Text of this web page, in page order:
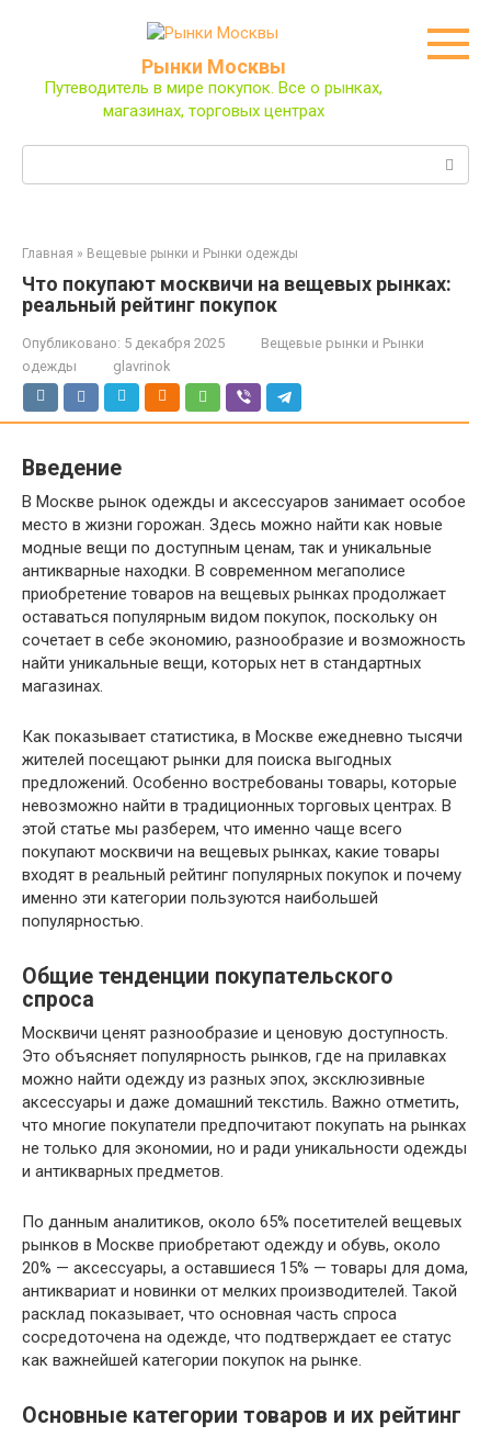
Рынки Москвы
Путеводитель в мире покупок. Все о рынках,
магазинах, торговых центрах
Главная » Вещевые рынки и Рынки одежды
Что покупают москвичи на вещевых рынках:
реальный рейтинг покупок
Опубликовано: 5 декабря 2025
Вещевые рынки и Рынки
одежды
glavrinok
Введение
В Москве рынок одежды и аксессуаров занимает особое
место в жизни горожан. Здесь можно найти как новые
модные вещи по доступным ценам, так и уникальные
антикварные находки. В современном мегаполисе
приобретение товаров на вещевых рынках продолжает
оставаться популярным видом покупок, поскольку он
сочетает в себе экономию, разнообразие и возможность
найти уникальные вещи, которых нет в стандартных
магазинах.
Как показывает статистика, в Москве ежедневно тысячи
жителей посещают рынки для поиска выгодных
предложений. Особенно востребованы товары, которые
невозможно найти в традиционных торговых центрах. В
этой статье мы разберем, что именно чаще всего
покупают москвичи на вещевых рынках, какие товары
входят в реальный рейтинг популярных покупок и почему
именно эти категории пользуются наибольшей
популярностью.
Общие тенденции покупательского
спроса
Москвичи ценят разнообразие и ценовую доступность.
Это объясняет популярность рынков, где на прилавках
можно найти одежду из разных эпох, эксклюзивные
аксессуары и даже домашний текстиль. Важно отметить,
что многие покупатели предпочитают покупать на рынках
не только для экономии, но и ради уникальности одежды
и антикварных предметов.
По данным аналитиков, около 65% посетителей вещевых
рынков в Москве приобретают одежду и обувь, около
20% — аксессуары, а оставшиеся 15% — товары для дома,
антиквариат и новинки от мелких производителей. Такой
расклад показывает, что основная часть спроса
сосредоточена на одежде, что подтверждает ее статус
как важнейшей категории покупок на рынке.
Основные категории товаров и их рейтинг